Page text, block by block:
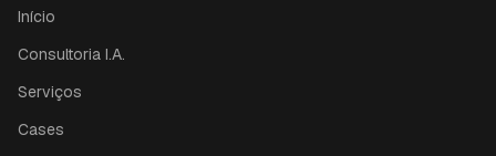
Início
Consultoria I.A.
Serviços
Cases